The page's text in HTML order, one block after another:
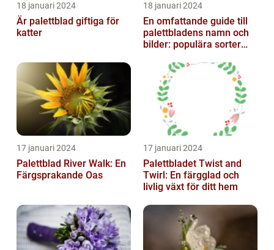
18 januari 2024
Är palettblad giftiga för
katter
18 januari 2024
En omfattande guide till
palettbladens namn och
bilder: populära sorter
17 januari 2024
Palettblad River Walk: En
Färgsprakande Oas
17 januari 2024
Palettbladet Twist and
Twirl: En färgglad och
livlig växt för ditt hem